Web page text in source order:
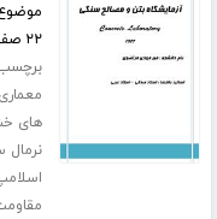
۲۲ صفحه
معماری
های
نرمال